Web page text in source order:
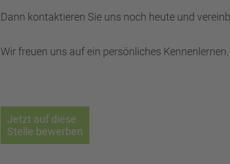
Dann kontaktieren Sie uns noch heute und
Wir freuen uns auf ein persönliches Kennenlernen.
Jetzt auf diese
Stelle bewerben